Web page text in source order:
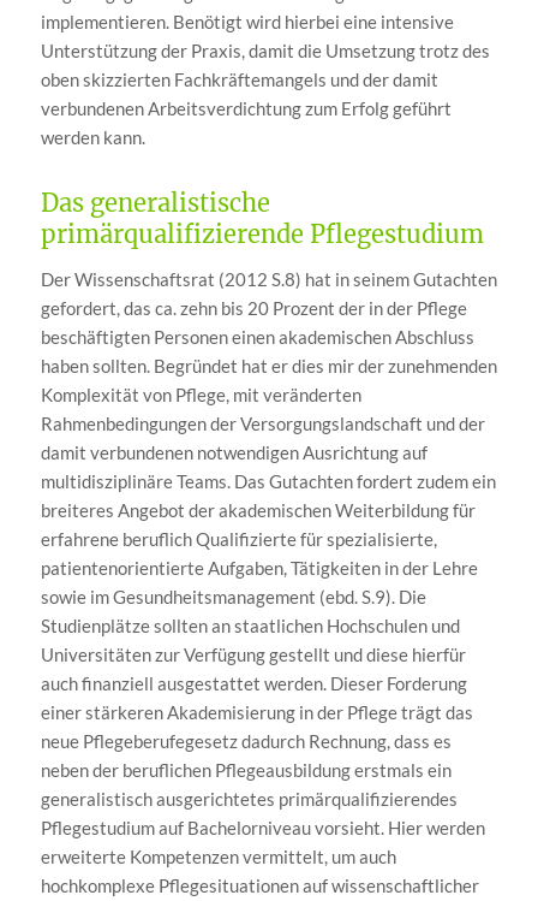
implementieren. Benötigt wird hierbei eine intensive
Unterstützung der Praxis, damit die Umsetzung trotz des
oben skizzierten Fachkräftemangels und der damit
verbundenen Arbeitsverdichtung zum Erfolg geführt
werden kann.
Das generalistische
primärqualifizierende Pflegestudium
Der Wissenschaftsrat (2012 S.8) hat in seinem Gutachten
gefordert, das ca. zehn bis 20 Prozent der in der Pflege
beschäftigten Personen einen akademischen Abschluss
haben sollten. Begründet hat er dies mir der zunehmenden
Komplexität von Pflege, mit veränderten
Rahmenbedingungen der Versorgungslandschaft und der
damit verbundenen notwendigen Ausrichtung auf
multidisziplinäre Teams. Das Gutachten fordert zudem ein
breiteres Angebot der akademischen Weiterbildung für
erfahrene beruflich Qualifizierte für spezialisierte,
patientenorientierte Aufgaben, Tätigkeiten in der Lehre
sowie im Gesundheitsmanagement (ebd. S.9). Die
Studienplätze sollten an staatlichen Hochschulen und
Universitäten zur Verfügung gestellt und diese hierfür
auch finanziell ausgestattet werden. Dieser Forderung
einer stärkeren Akademisierung in der Pflege trägt das
neue Pflegeberufegesetz dadurch Rechnung, dass es
neben der beruflichen Pflegeausbildung erstmals ein
generalistisch ausgerichtetes primärqualifizierendes
Pflegestudium auf Bachelorniveau vorsieht. Hier werden
erweiterte Kompetenzen vermittelt, um auch
hochkomplexe Pflegesituationen auf wissenschaftlicher